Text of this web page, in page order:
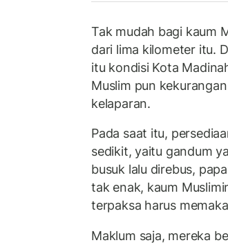
Tak mudah bagi kaum
dari lima kilometer itu.
itu kondisi Kota
Muslim pun
kelaparan.
Pada saat itu,
sedikit, yaitu gandum
busuk lalu direbus,
tak enak, kaum
terpaksa harus
Maklum saja, mereka